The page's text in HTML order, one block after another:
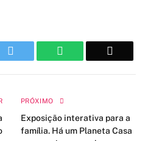
WhatsApp
PRÓXIMO
Exposição interativa para a
família. Há um Planeta Casa